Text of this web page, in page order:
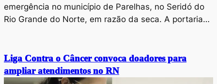
emergência no município de Parelhas, no Seridó do
Rio Grande do Norte, em razão da seca. A portaria…
Liga Contra o Câncer convoca doadores para
ampliar atendimentos no RN